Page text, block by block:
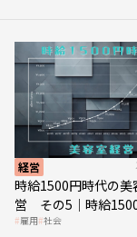
経営
時給1500円時代の美
営 その5｜時給
の到来は美容業の収
雇用 社会